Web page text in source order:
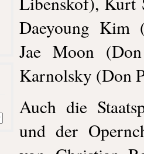
Daeyoung Kim
Jae Moon
Karnolsky (Don
Auch die
und der